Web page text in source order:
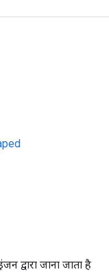
द्वारा जाना जाता है